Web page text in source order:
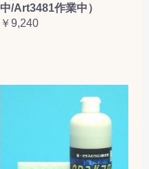
中/Art3481作業中）
￥9,240